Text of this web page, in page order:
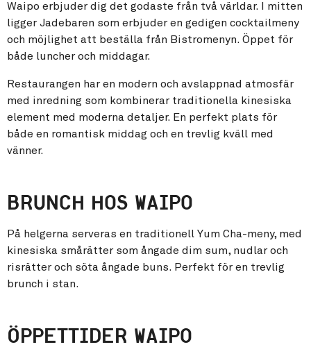
Waipo erbjuder dig det godaste från två världar. I mitten
ligger Jadebaren som erbjuder en gedigen cocktailmeny
och möjlighet att beställa från Bistromenyn. Öppet för
både luncher och middagar.
Restaurangen har en modern och avslappnad atmosfär
med inredning som kombinerar traditionella kinesiska
element med moderna detaljer. En perfekt plats för
både en romantisk middag och en trevlig kväll med
vänner.
BRUNCH HOS WAIPO
På helgerna serveras en traditionell Yum Cha-meny, med
kinesiska smårätter som ångade dim sum, nudlar och
risrätter och söta ångade buns. Perfekt för en trevlig
brunch i stan.
ÖPPETTIDER WAIPO